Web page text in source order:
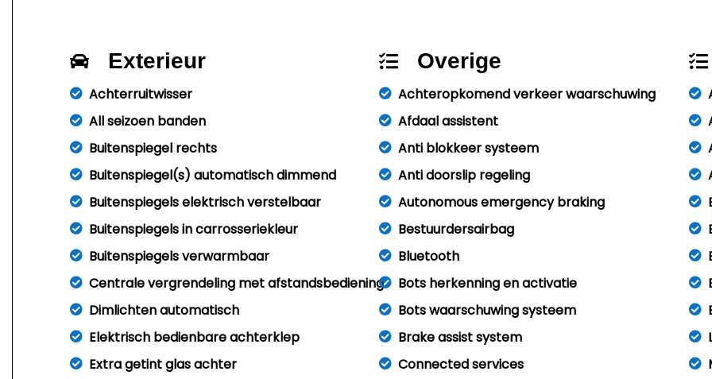
Exterieur
Achterruitwisser
All seizoen banden
Buitenspiegel rechts
Buitenspiegel(s) automatisch dimmend
Buitenspiegels elektrisch verstelbaar
Buitenspiegels in carrosseriekleur
Buitenspiegels verwarmbaar
Centrale vergrendeling met afstandsbediening
Dimlichten automatisch
Elektrisch bedienbare achterklep
Extra getint glas achter
Overige
Achteropkomend verkeer waarschuwing
Afdaal assistent
Anti blokkeer systeem
Anti doorslip regeling
Autonomous emergency braking
Bestuurdersairbag
Bluetooth
Bots herkenning en activatie
Bots waarschuwing systeem
Brake assist system
Connected services